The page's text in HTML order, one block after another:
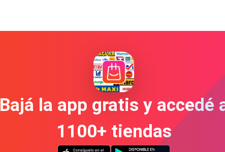
Bajá la app gratis y accedé
1100+ tiendas